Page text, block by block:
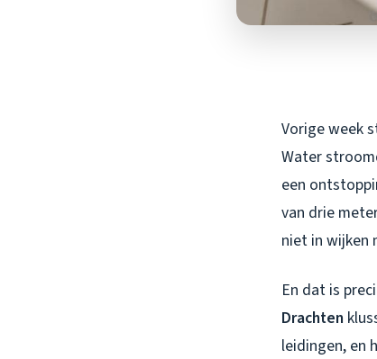
Vorige week
Water
een
van drie
niet in wijken
En dat is
Drachten
leidingen, en